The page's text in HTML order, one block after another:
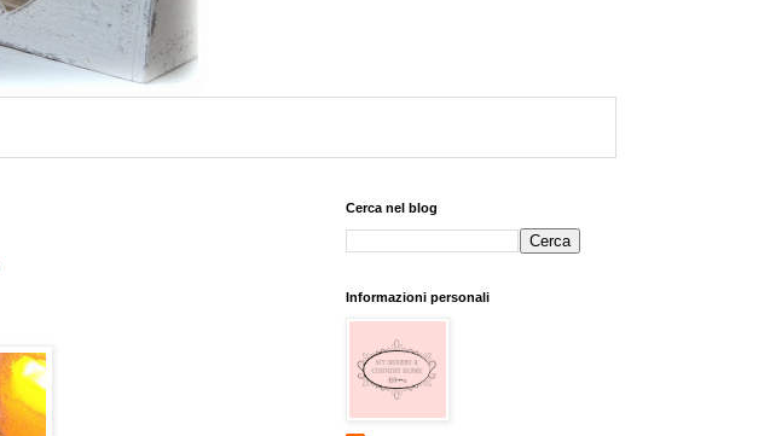
Cerca nel blog
Informazioni personali